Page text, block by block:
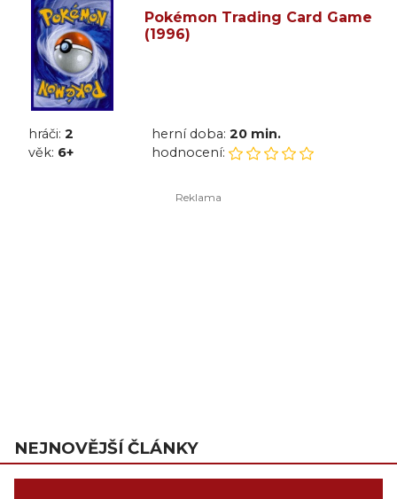
Pokémon Trading Card Game
(1996)
hráči: 2 herní doba: 20 min.
věk: 6+ hodnocení:
NEJNOVĚJŠÍ ČLÁNKY